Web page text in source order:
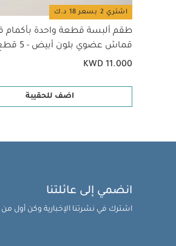
اشتري 2 بسعر 18 د.ك
طقم ألبسة قطعة واحدة بأكمام
قماش عضوي بلون أبيض - 5 قطع
KWD 11.000
اضف للحقيبة
انضمي إلى عائلتنا
اشترك في نشرتنا الإخبارية وكن أول